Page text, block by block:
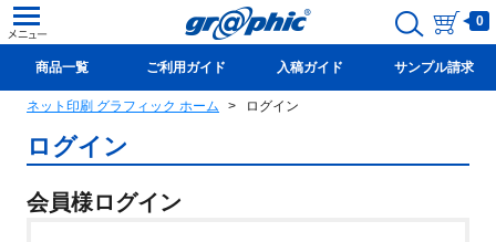
0
商品一覧 ご利用ガイド 入稿ガイド サンプル請求
新規会員登録(無料)
ネット印刷 グラフィック ホーム ログイン
ログイン
会員様ログイン